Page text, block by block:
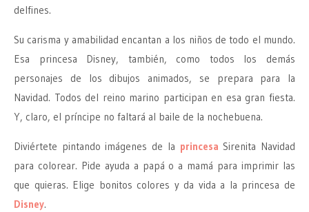
delfines.
Su carisma y amabilidad encantan a los niños de todo el mundo.
Esa princesa Disney, también, como todos los demás
personajes de los dibujos animados, se prepara para la
Navidad. Todos del reino marino participan en esa gran fiesta.
Y, claro, el príncipe no faltará al baile de la nochebuena.
Diviértete pintando imágenes de la princesa Sirenita Navidad
para colorear. Pide ayuda a papá o a mamá para imprimir las
que quieras. Elige bonitos colores y da vida a la princesa de
Disney.